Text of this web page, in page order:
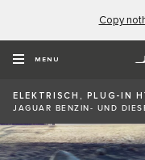
Copy
MENU
ELEKTRISCH, PLUG-IN
JAGUAR BENZIN- UND